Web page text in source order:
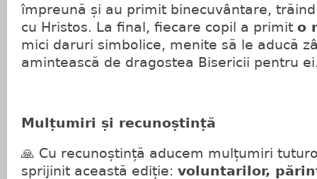
împreună și au primit binecuvântare,
cu Hristos. La final, fiecare copil a primit o
mici daruri simbolice, menite să le aducă
amintească de dragostea Bisericii pentru
Mulțumiri și recunoștință
🙏 Cu recunoștință aducem mulțumiri
sprijinit această ediție: voluntarilor,